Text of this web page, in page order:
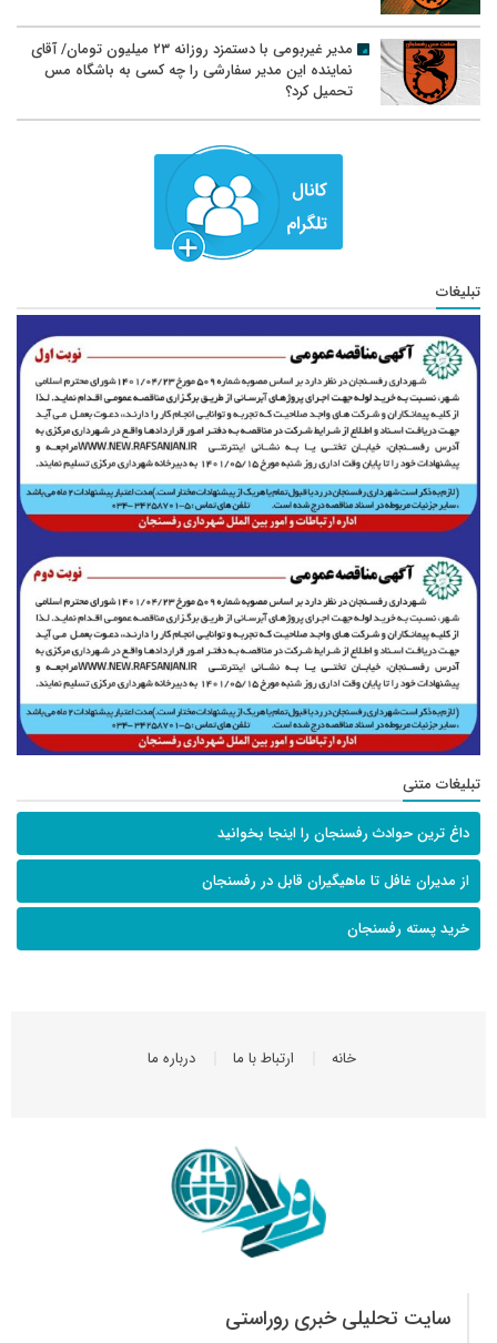
مدیر غیربومی با دستمزد روزانه ۲۳ میلیون تومان/ آقای
نماینده این مدیر سفارشی را چه کسی به باشگاه مس
تحمیل کرد؟
تبلیغات
تبلیغات متنی
داغ ترین حوادث رفسنجان را اینجا بخوانید
از مدیران غافل تا ماهیگیران قابل در رفسنجان
خرید پسته رفسنجان
خانه ارتباط با ما درباره ما
سایت تحلیلی خبری روراستی